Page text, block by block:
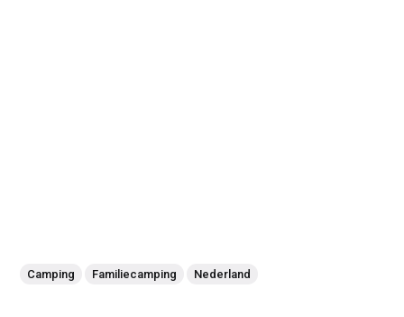
Camping Familiecamping Nederland